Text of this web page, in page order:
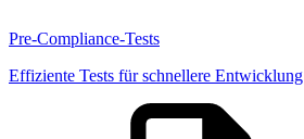
Pre-Compliance-Tests
Effiziente Tests für schnellere Entwicklung